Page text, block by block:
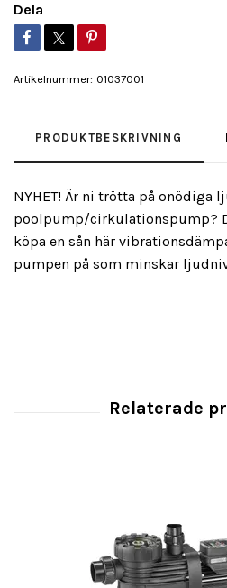
Dela
Artikelnummer: 01037001
PRODUKTBESKRIVNING
NYHET! Är ni trötta på onödiga
poolpump/cirkulationspump?
köpa en sån här
pumpen på som minskar